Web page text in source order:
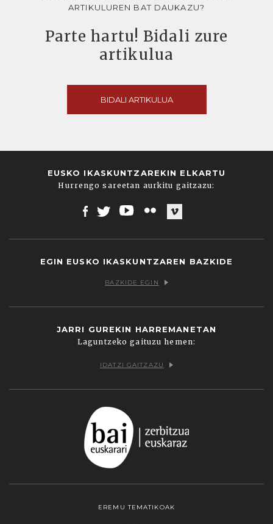
ARTIKULUREN BAT DAUKAZU?
Parte hartu! Bidali zure
artikulua
BIDALI ARTIKULUA
EUSKO IKASKUNTZAREKIN ELKARTU
Hurrengo sareetan aurkitu gaitzazu:
EGIN EUSKO IKASKUNTZAREN BAZKIDE
BAZKIDE EGIN
JARRI GUREKIN HARREMANETAN
Laguntzeko gaituzu hemen:
IDATZI GAITZAZU
EREMU TEMATIKOAK